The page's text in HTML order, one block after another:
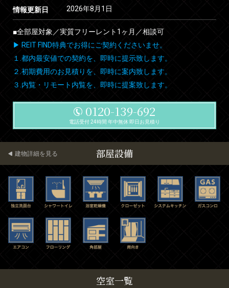
情報更新日 2026年8月1日
■全部屋対象／実質フリーレント1ヶ月／相談可
▶ REIT FIND特典でお得にご契約くださいませ。
１.都内最安値での契約を、即時に提示致します。
２.初期費用のお見積りを、即時に案内致します。
３.内覧・リモート内覧を、即時に提案致します。
0120-139-692
電話受付 24時間 年中無休 即日お見積り
部屋設備
建物詳細を見る
空室一覧